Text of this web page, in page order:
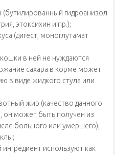
(бутилированный гидроанизол
этоксихин и пр.);
(дигест, моноглутамат
кошки в ней не нуждаются
сахара в корме может
в виде жидкого стула или
жир (качество данного
он может быть получен из
больного или умершего);
используют как